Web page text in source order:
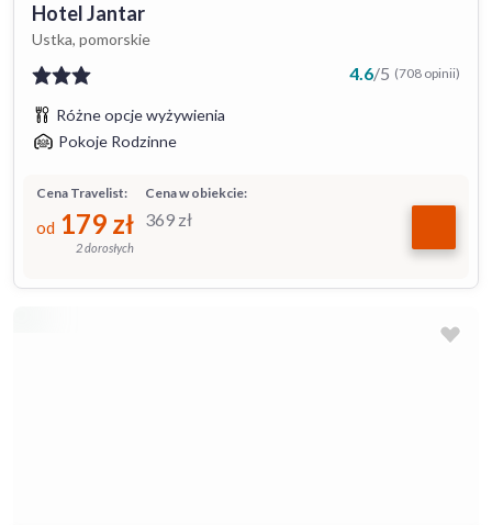
Hotel Jantar
Ustka, pomorskie
4.6/5 (708 opinii)
Różne opcje wyżywienia
Pokoje Rodzinne
Cena w obiekcie:
369 zł
Cena Travelist:
od 179 zł
2 dorosłych